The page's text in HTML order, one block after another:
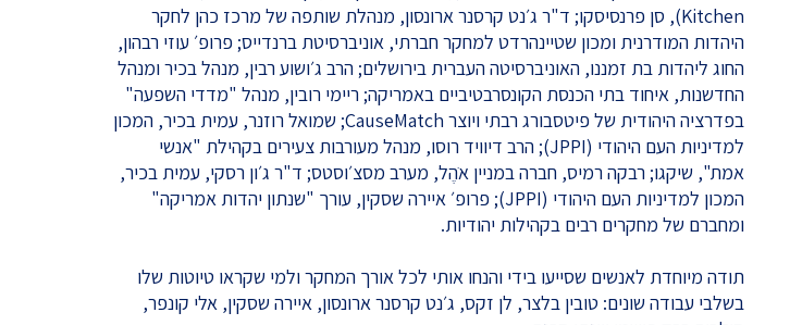
Kitchen), סן פרנסיסקו; ד"ר ג׳נט קרסנר ארונסון, מנהלת שותפה של מרכז כהן לחקר
היהדות המודרנית ומכון שטיינהרדט למחקר חברתי, אוניברסיטת ברנדייס; פרופ׳ עוזי רבהון,
החוג ליהדות בת זמננו, האוניברסיטה העברית בירושלים; הרב ג׳ושוע רבין, מנהל בכיר ומנהל
החדשנות, איחוד בתי הכנסת הקונסרבטיביים באמריקה; ריימי רובין, מנהל "מדדי השפעה"
בפדרציה היהודית של פיטסבורג רבתי ויוצר CauseMatch; שמואל רוזנר, עמית בכיר, המכון
למדיניות העם היהודי (JPPI); הרב דיוויד רוסו, מנהל מעורבות צעירים בקהילת "אנשי
אמת", שיקגו; רבקה רמיס, חברה במניין אֺהֶל, מערב מסצ׳וסטס; ד"ר ג׳ון רסקי, עמית בכיר,
המכון למדיניות העם היהודי (JPPI); פרופ׳ איירה שסקין, עורך "שנתון יהדות אמריקה"
ומחברם של מחקרים רבים בקהילות יהודיות.
תודה מיוחדת לאנשים שסייעו בידי והנחו אותי לכל אורך המחקר ולמי שקראו טיוטות שלו
בשלבי עבודה שונים: טובין בלצר, לן זקס, ג׳נט קרסנר ארונסון, איירה שסקין, אלי קונפר,